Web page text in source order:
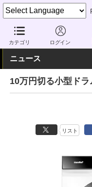
カテゴリ ログイン
家電 Watch 生活家電
ニュース
10万円切る小型ド
リスト